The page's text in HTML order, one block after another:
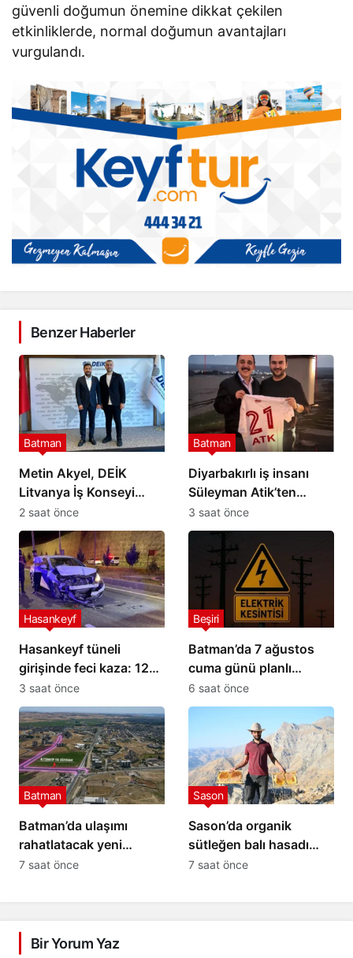
güvenli doğumun önemine dikkat çekilen
etkinliklerde, normal doğumun avantajları
vurgulandı.
Benzer Haberler
Metin Akyel, DEİK
Litvanya İş Konseyi
Üyeliğine Seçildi
Batman
2 saat önce
Diyarbakırlı iş insanı
Süleyman Atik’ten
Petrolspor’a 2 Milyon TL
destek
Batman
3 saat önce
Hasankeyf tüneli
girişinde feci kaza: 12
yaralı
Hasankeyf
3 saat önce
Batman’da 7 ağustos
cuma günü planlı
elektrik kesintisi: İşte
etkilenecek yerler
Beşiri
6 saat önce
Batman’da ulaşımı
rahatlatacak yeni
alternatif bağlantı yolu
Batman
7 saat önce
Sason’da organik
sütleğen balı hasadı
gerçekleştirildi
Sason
7 saat önce
Bir Yorum Yaz